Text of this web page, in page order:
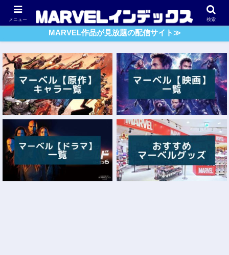
アベンジャーズ スパイダーマン ガーディアンズ・O・G
MARVEL作品が見放題の配信サイト≫
メニュー 検索